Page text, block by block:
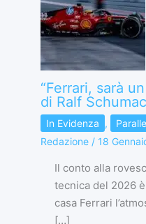
“Ferrari, sarà
di Ralf
In Evidenza ,
Redazione / 18
Il conto alla
tecnica del 2026
casa Ferrari
[…]